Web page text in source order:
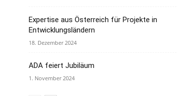
Expertise aus Österreich für Projekte in
Entwicklungsländern
18. Dezember 2024
ADA feiert Jubiläum
1. November 2024